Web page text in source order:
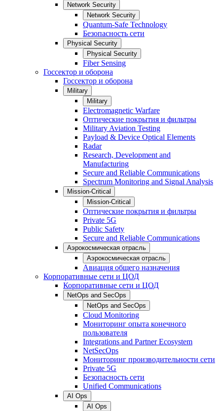
Network Security
Network Security
Quantum-Safe Technology
Безопасность сети
Physical Security
Physical Security
Fiber Sensing
Госсектор и оборона
Госсектор и оборона
Military
Military
Electromagnetic Warfare
Оптические покрытия и фильтры
Military Aviation Testing
Payload & Device Optical Elements
Radar
Research, Development and
Manufacturing
Secure and Reliable Communications
Spectrum Monitoring and Signal Analysis
Mission-Critical
Mission-Critical
Оптические покрытия и фильтры
Private 5G
Public Safety
Secure and Reliable Communications
Аэрокосмическая отрасль
Аэрокосмическая отрасль
Авиация общего назначения
Корпоративные сети и ЦОД
Корпоративные сети и ЦОД
NetOps and SecOps
NetOps and SecOps
Cloud Monitoring
Мониторинг опыта конечного
пользователя
Integrations and Partner Ecosystem
NetSecOps
Мониторинг производительности сети
Private 5G
Безопасность сети
Unified Communications
AI Ops
AI Ops